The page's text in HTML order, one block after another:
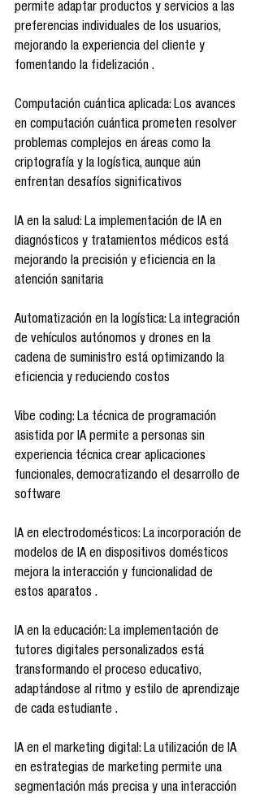
permite adaptar productos y servicios a las
preferencias individuales de los usuarios,
mejorando la experiencia del cliente y
fomentando la fidelización .​
Computación cuántica aplicada: Los avances
en computación cuántica prometen resolver
problemas complejos en áreas como la
criptografía y la logística, aunque aún
enfrentan desafíos significativos
IA en la salud: La implementación de IA en
diagnósticos y tratamientos médicos está
mejorando la precisión y eficiencia en la
atención sanitaria
Automatización en la logística: La integración
de vehículos autónomos y drones en la
cadena de suministro está optimizando la
eficiencia y reduciendo costos
Vibe coding: La técnica de programación
asistida por IA permite a personas sin
experiencia técnica crear aplicaciones
funcionales, democratizando el desarrollo de
software
IA en electrodomésticos: La incorporación de
modelos de IA en dispositivos domésticos
mejora la interacción y funcionalidad de
estos aparatos .​
IA en la educación: La implementación de
tutores digitales personalizados está
transformando el proceso educativo,
adaptándose al ritmo y estilo de aprendizaje
de cada estudiante .​
IA en el marketing digital: La utilización de IA
en estrategias de marketing permite una
segmentación más precisa y una interacción